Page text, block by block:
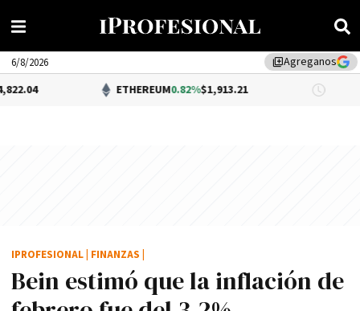
library_addAgreganos
6/8/2026
ETHEREUM0.82%$1,913.21 DÓLAR
Bein estimó que la inflación de
IPROFESIONAL FINANZAS